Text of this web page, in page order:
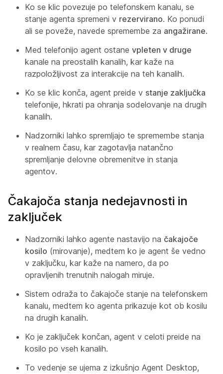
Ko se klic povezuje po telefonskem kanalu, se
stanje agenta spremeni v rezervirano. Ko ponudi
ali se poveže, navede spremembe za angažirane.
Med telefonijo agent ostane vpleten v druge
kanale na preostalih kanalih, kar kaže na
razpoložljivost za interakcije na teh kanalih.
Ko se klic konča, agent preide v stanje zaključka
telefonije, hkrati pa ohranja sodelovanje na drugih
kanalih.
Nadzorniki lahko spremljajo te spremembe stanja
v realnem času, kar zagotavlja natančno
spremljanje delovne obremenitve in stanja
agentov.
Čakajoča stanja nedejavnosti in
zaključek
Nadzorniki lahko agente nastavijo na čakajoče
kosilo (mirovanje), medtem ko je agent še vedno
v zaključku, kar kaže na namero, da po
opravljenih trenutnih nalogah miruje.
Sistem odraža to čakajoče stanje na telefonskem
kanalu, medtem ko agenta prikazuje kot ob kosilu
na drugih kanalih.
Ko je zaključek končan, agent v celoti preide na
kosilo po vseh kanalih.
To vedenje se ujema z izkušnjo Agent Desktop,